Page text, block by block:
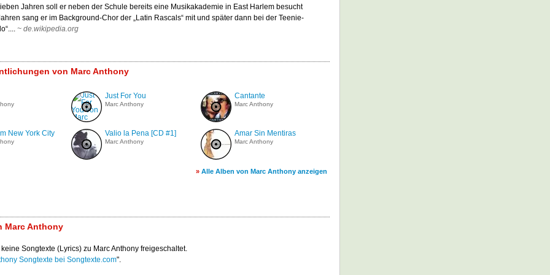
Jahren soll er neben der Schule bereits eine Musikakademie in East Harlem besucht
sang er im Background-Chor der „Latin Rascals“ mit und später dann bei der Teenie-
~ de.wikipedia.org
von Marc Anthony
Just For You
Marc Anthony
Cantante
Marc Anthony
New York City Valio la Pena [CD #1]
Marc Anthony
Amar Sin Mentiras
Marc Anthony
» Alle Alben von Marc Anthony anzeigen
Marc Anthony
Songtexte (Lyrics) zu Marc Anthony freigeschaltet.
Songtexte bei Songtexte.com".